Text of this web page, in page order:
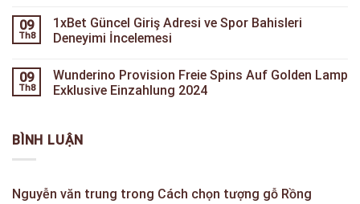
09
Th8
1xBet Güncel Giriş Adresi ve Spor Bahisleri
Deneyimi İncelemesi
09
Th8
Wunderino Provision Freie Spins Auf Golden Lamp
Exklusive Einzahlung 2024
BÌNH LUẬN
Nguyễn văn trung trong Cách chọn tượng gỗ Rồng